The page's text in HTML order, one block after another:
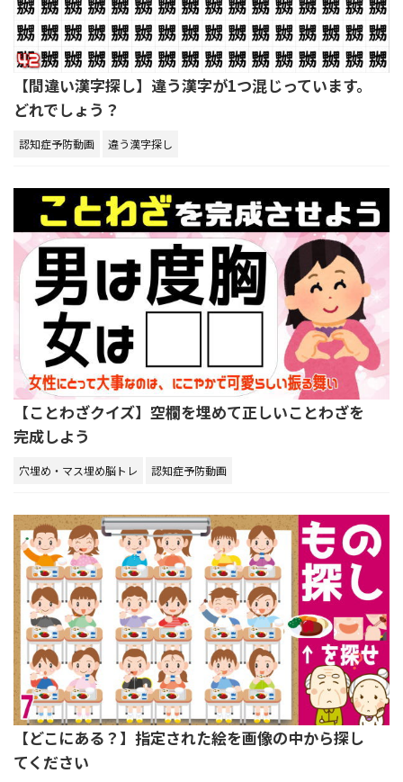
【間違い漢字探し】違う漢字が1つ混じっています。
どれでしょう？
認知症予防動画 違う漢字探し
【ことわざクイズ】空欄を埋めて正しいことわざを
完成しよう
穴埋め・マス埋め脳トレ 認知症予防動画
【どこにある？】指定された絵を画像の中から探し
てください